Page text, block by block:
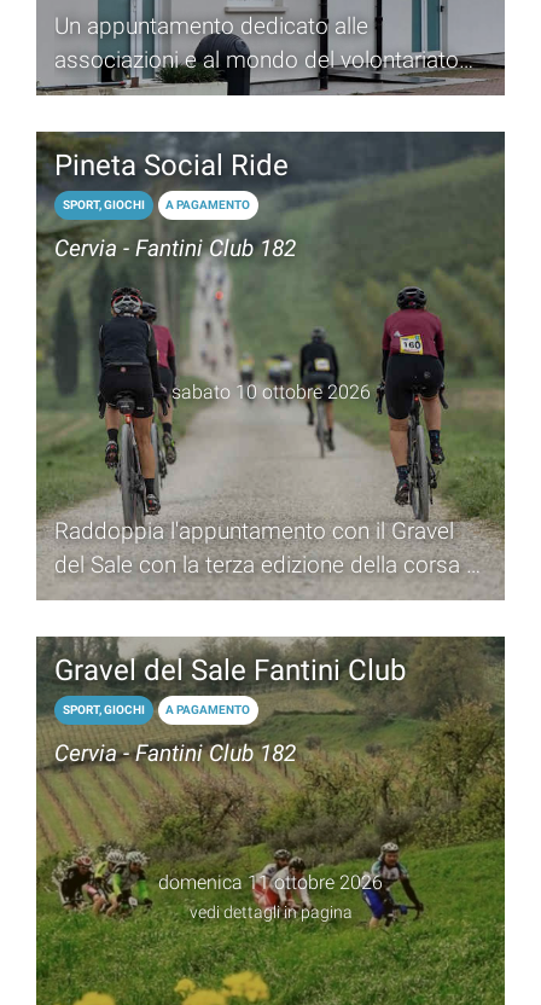
Un appuntamento dedicato alle
associazioni e al mondo del volontariato
che anima la città di Cervia
Pineta Social Ride
SPORT, GIOCHI A PAGAMENTO
Cervia - Fantini Club 182
sabato 10 ottobre 2026
Raddoppia l'appuntamento con il Gravel
del Sale con la terza edizione della corsa di
ciclistica di 40 km
Gravel del Sale Fantini Club
SPORT, GIOCHI A PAGAMENTO
Cervia - Fantini Club 182
domenica 11 ottobre 2026
vedi dettagli in pagina